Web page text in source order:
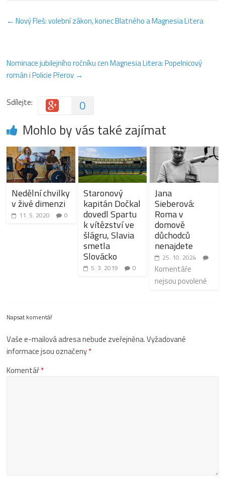
← Nový Fleš: volební zákon, konec Blatného a Magnesia Litera
Nominace jubilejního ročníku cen Magnesia Litera: Popelnicový
román i Policie Přerov →
Sdílejte: 0
Mohlo by vás také zajímat
Nedělní chvilky
v živé dimenzi
11. 5. 2020 0
Staronový
kapitán Dočkal
dovedl Spartu
k vítězství ve
šlágru, Slavia
smetla
Slovácko
5. 3. 2019 0
Jana
Sieberová:
Roma v
domově
důchodců
nenajdete
25. 10. 2024
Komentáře
nejsou povolené
Napsat komentář
Vaše e-mailová adresa nebude zveřejněna.Vyžadované
informace jsou označeny*
Komentář*